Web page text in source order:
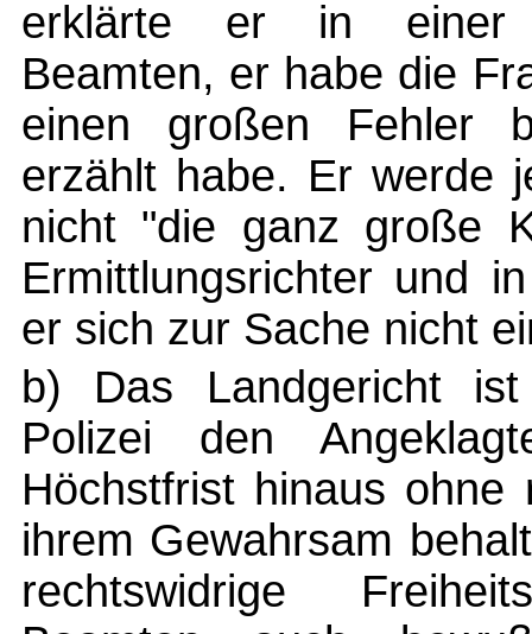
erklärte er in einer
Beamten, er habe die
einen großen Fehler
erzählt habe. Er werde
nicht "die ganz große
Ermittlungsrichter und
er sich zur Sache nicht
b) Das Landgericht
Polizei den
Höchstfrist hinaus ohne
ihrem Gewahrsam
rechtswidrige